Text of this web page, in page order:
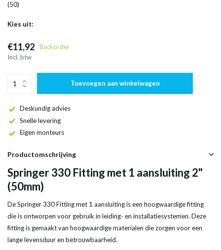
(50)
Kies uit:
€11,92
Backorder
Incl. btw
Toevoegen aan winkelwagen
Deskundig advies
Snelle levering
Eigen monteurs
Productomschrijving
Springer 330 Fitting met 1 aansluiting 2"
(50mm)
De Springer 330 Fitting met 1 aansluiting is een hoogwaardige fitting
die is ontworpen voor gebruik in leiding- en installatiesystemen. Deze
fitting is gemaakt van hoogwaardige materialen die zorgen voor een
lange levensduur en betrouwbaarheid.